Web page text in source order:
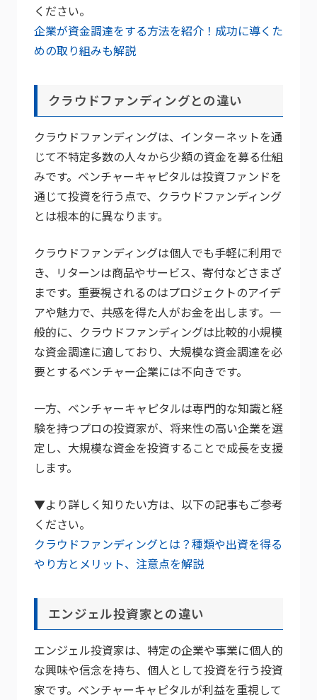
ください。
企業が資金調達をする方法を紹介！成功に導くた
めの取り組みも解説
クラウドファンディングとの違い
クラウドファンディングは、インターネットを通
じて不特定多数の人々から少額の資金を募る仕組
みです。ベンチャーキャピタルは投資ファンドを
通じて投資を行う点で、クラウドファンディング
とは根本的に異なります。
クラウドファンディングは個人でも手軽に利用で
き、リターンは商品やサービス、寄付などさまざ
まです。重要視されるのはプロジェクトのアイデ
アや魅力で、共感を得た人がお金を出します。一
般的に、クラウドファンディングは比較的小規模
な資金調達に適しており、大規模な資金調達を必
要とするベンチャー企業には不向きです。
一方、ベンチャーキャピタルは専門的な知識と経
験を持つプロの投資家が、将来性の高い企業を選
定し、大規模な資金を投資することで成長を支援
します。
▼より詳しく知りたい方は、以下の記事もご参考
ください。
クラウドファンディングとは？種類や出資を得る
やり方とメリット、注意点を解説
エンジェル投資家との違い
エンジェル投資家は、特定の企業や事業に個人的
な興味や信念を持ち、個人として投資を行う投資
家です。ベンチャーキャピタルが利益を重視して